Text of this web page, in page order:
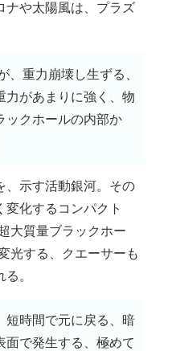
ナや太陽風は、プラズ
、重力崩壊し生ずる、
力があまりに強く、物
ックホールの内部か
、示す活動銀河。その
変化するコンパクト
大質量ブラックホー
光する、クエーサーも
。
短時間で元に戻る、暗
面で発生する、極めて